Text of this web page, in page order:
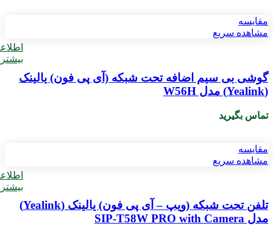
مقایسه
مشاهده سریع
بیشتر
گوشی بی‌ سیم اضافه تحت شبکه (آی پی فون) یالینک
(Yealink) مدل W56H
تماس بگیرید
مقایسه
مشاهده سریع
بیشتر
تلفن تحت شبکه (ویپ – آی پی فون) یالینک (Yealink)
مدل SIP-T58W PRO with Camera